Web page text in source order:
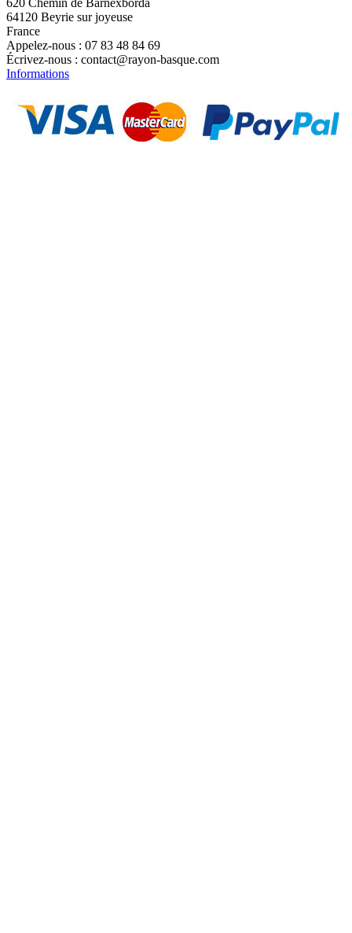
620 Chemin de Barnexborda
64120 Beyrie sur joyeuse
France
Appelez-nous : 07 83 48 84 69
Écrivez-nous : contact@rayon-basque.com
Informations